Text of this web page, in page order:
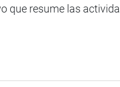
resume las